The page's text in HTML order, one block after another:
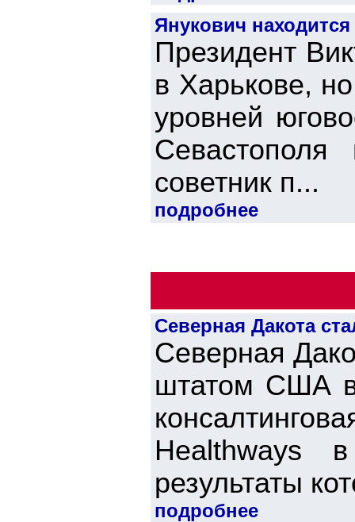
Янукович
Президент
в Харькове,
уровней
советник п...
подробнее
Северная Дакота
Северная
штатом США в
Healthways
результаты
подробнее